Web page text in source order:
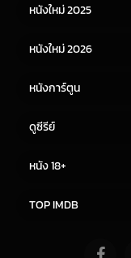
หนังจีน
หนังใหม่ 2025
หนังใหม่ 2026
หนังการ์ตูน
ดูซีรีย์
หนัง 18+
TOP IMDB